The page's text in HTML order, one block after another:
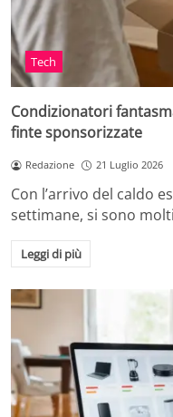
Tech
Condizionatori
finte sponsorizzate
Redazione 21 Luglio 2026
Con l’arrivo del caldo
settimane, si sono
Leggi di più